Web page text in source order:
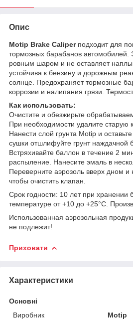
Опис
Motip Brake Caliperподходит для
тормозных барабанов автомобилей.
ровным шаром и не оставляет
устойчива к бензину и дорожным
солнце. Предохраняет тормозные
коррозии и налипания грязи.
Как использовать:
Очистите и обезжирьте
При необходимости удалите старую
Нанести слой грунта Motip и
сушки отшлифуйте грунт наждачной
Встряхивайте баллон в течение 2
распыление. Нанесите эмаль в
Переверните аэрозоль вверх дном и
чтобы очистить клапан.
Срок годности: 10 лет при хранении
температуре от +10 до +25°C.
Использованная аэрозольная
не подлежит!
Приховати
Характеристики
Основні
Виробник
Motip